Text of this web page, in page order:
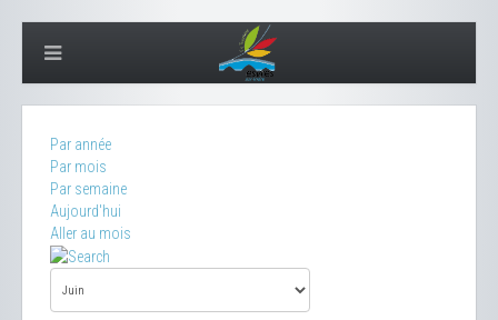
Par année
Par mois
Par semaine
Aujourd'hui
Aller au mois